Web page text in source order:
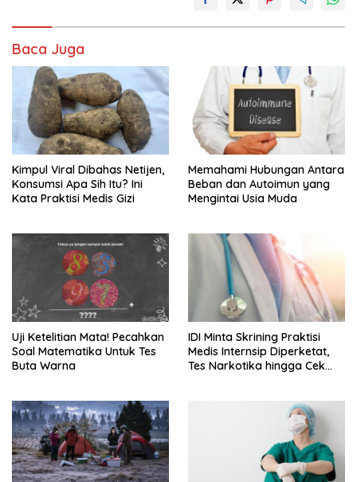
Baca Juga
Kimpul Viral Dibahas Netijen,
Konsumsi Apa Sih Itu? Ini
Kata Praktisi Medis Gizi
Memahami Hubungan Antara
Beban dan Autoimun yang
Mengintai Usia Muda
Uji Ketelitian Mata! Pecahkan
Soal Matematika Untuk Tes
Buta Warna
IDI Minta Skrining Praktisi
Medis Internsip Diperketat,
Tes Narkotika hingga Cek